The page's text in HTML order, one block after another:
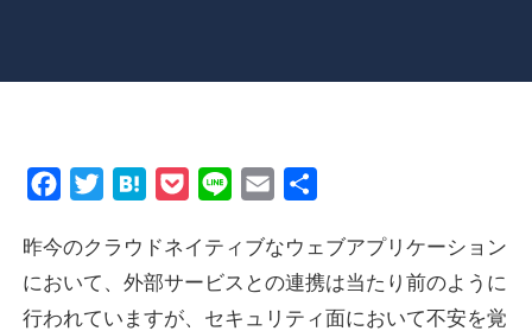
Product
GigOps
Tactna
Facebook
Twitter HatenaPocketLine Email
昨今のクラウドネイティブなウェブアプリケーション
において、外部サービスとの連携は当たり前のように
行われていますが、セキュリティ面において不安を覚